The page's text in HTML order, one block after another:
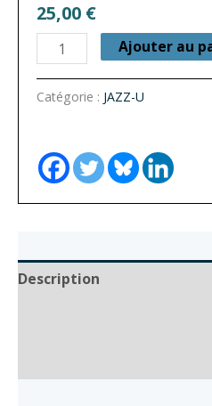
25,00 €
quantité
de
L’Apothéose
vaincus
Ajouter au
Catégorie : JAZZ-U
Description